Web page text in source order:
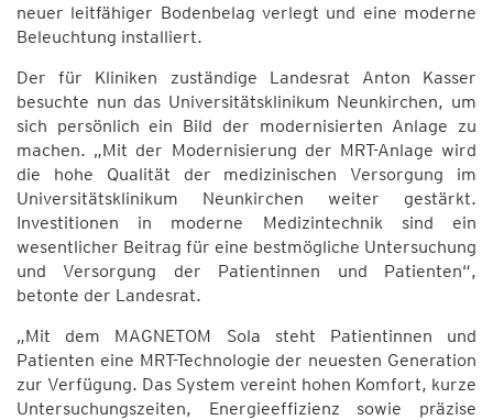
neuer leitfähiger Bodenbelag verlegt und eine moderne
Beleuchtung installiert.
Der für Kliniken zuständige Landesrat Anton Kasser
besuchte nun das Universitätsklinikum Neunkirchen, um
sich persönlich ein Bild der modernisierten Anlage zu
machen. „Mit der Modernisierung der MRT-Anlage wird
die hohe Qualität der medizinischen Versorgung im
Universitätsklinikum Neunkirchen weiter gestärkt.
Investitionen in moderne Medizintechnik sind ein
wesentlicher Beitrag für eine bestmögliche Untersuchung
und Versorgung der Patientinnen und Patienten“,
betonte der Landesrat.
„Mit dem MAGNETOM Sola steht Patientinnen und
Patienten eine MRT-Technologie der neuesten Generation
zur Verfügung. Das System vereint hohen Komfort, kurze
Untersuchungszeiten, Energieeffizienz sowie präzise